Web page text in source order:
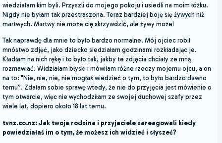
wiedziałam kim byli. Przyszli do mojego pokoju i usiedli na moim łóżku.
Nigdy nie byłam tak przestraszona. Teraz bardziej boję się żywych niż
martwych. Martwy nie może cię skrzywdzić, ale żywy może!
Tak naprawdę dla mnie to było bardzo normalne. Mój ojciec robił
mnóstwo zdjęć, jako dziecko siedziałam godzinami rozkładając je.
Kładłam na nich rękę i to było tak, jakby te zdjęcia chciały ze mną
rozmawiać. Widziałam błyski i mówiłam różne rzeczy mojemu ojcu, a on
na to: "Nie, nie, nie, nie mogłaś wiedzieć o tym, to było bardzo dawno
temu”. Zdałam sobie sprawę wtedy, że nie do przyjęcia jest mówienie o
tym otwarcie, więc nie wychodziłam ze swojej duchowej szafy przez
wiele lat, dopiero około 18 lat temu.
tvnz.co.nz: Jak twoja rodzina i przyjaciele zareagowali kiedy
powiedziałaś im o tym, że możesz ich widzieć i słyszeć?